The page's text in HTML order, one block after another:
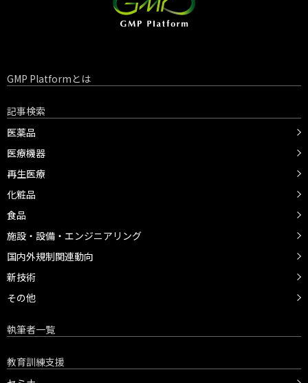
GMP Platformとは
記事検索
医薬品
医療機器
再生医療
化粧品
食品
施設・設備・エンジニアリング
国内外規制関連動向
新技術
その他
執筆者一覧
教育訓練支援